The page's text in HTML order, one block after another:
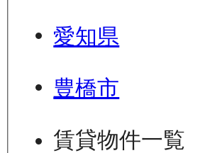
愛知県
豊橋市
賃貸物件一覧